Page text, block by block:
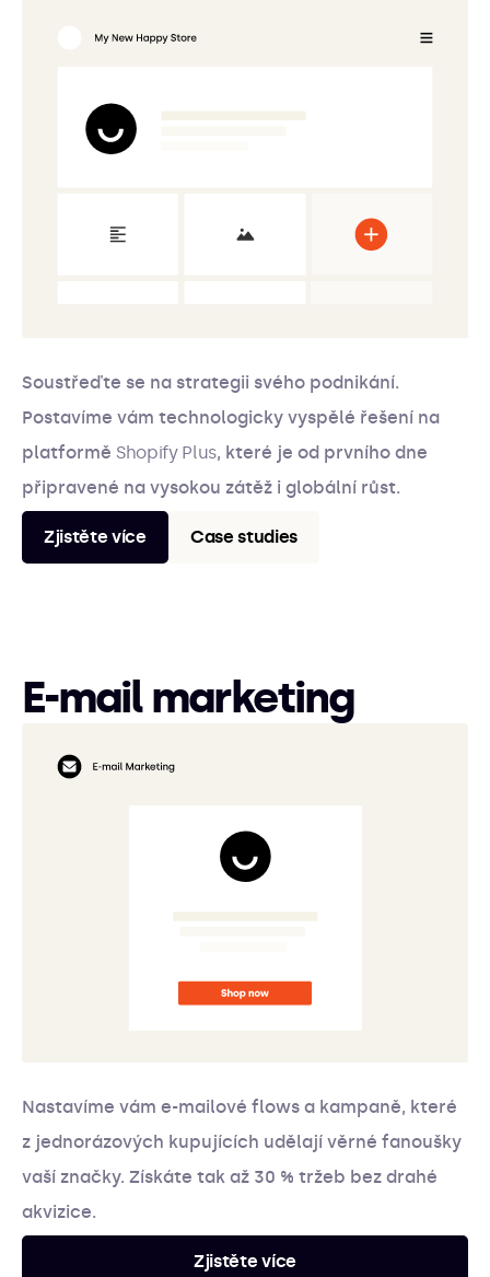
Soustřeďte se na strategii svého podnikání.
Postavíme vám technologicky vyspělé řešení na
platformě Shopify Plus, které je od prvního dne
připravené na vysokou zátěž i globální růst.
Zjistěte více Case studies
E-mail marketing
Nastavíme vám e-mailové flows a kampaně, které
z jednorázových kupujících udělají věrné fanoušky
vaší značky. Získáte tak až 30 % tržeb bez drahé
akvizice.
Zjistěte více